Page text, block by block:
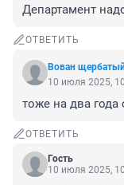
Департамент
ОТВЕТИТЬ
Вoван
10 июля 2025,
тоже на два года
ОТВЕТИТЬ
Гость
10 июля 2025,